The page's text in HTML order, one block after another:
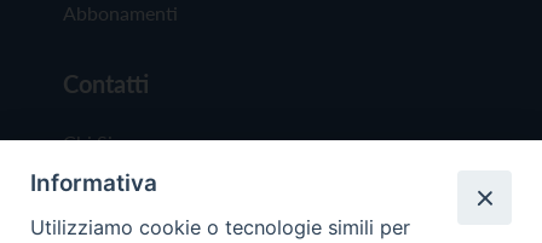
Abbonamenti
Contatti
Chi Siamo
Redazione
Scrivici
Informativa
Utilizziamo cookie o tecnologie simili per